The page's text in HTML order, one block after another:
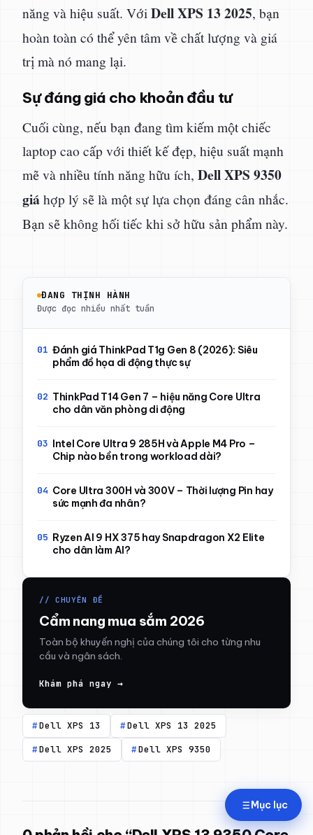
năng và hiệu suất. VớiDell XPS 13 2025, bạn
hoàn toàn có thể yên tâm về chất lượng và giá
trị mà nó mang lại.
Sự đáng giá cho khoản đầu tư
Cuối cùng, nếu bạn đang tìm kiếm một chiếc
laptop cao cấp với thiết kế đẹp, hiệu suất mạnh
mẽ và nhiều tính năng hữu ích, Dell XPS 9350
giáhợp lý sẽ là một sự lựa chọn đáng cân nhắc.
Bạn sẽ không hối tiếc khi sở hữu sản phẩm này.
ĐANG THỊNH HÀNH
Được đọc nhiều nhất tuần
Đánh giá ThinkPad T1g Gen 8 (2026): Siêu
phẩm đồ họa di động thực sự
ThinkPad T14 Gen 7 – hiệu năng Core Ultra
cho dân văn phòng di động
Intel Core Ultra 9 285H và Apple M4 Pro –
Chip nào bền trong workload dài?
Core Ultra 300H và 300V – Thời lượng Pin hay
sức mạnh đa nhân?
Ryzen AI 9 HX 375 hay Snapdragon X2 Elite
cho dân làm AI?
// CHUYÊN ĐỀ
Cẩm nang mua sắm 2026
Toàn bộ khuyến nghị của chúng tôi cho từng nhu
cầu và ngân sách.
Khám phá ngay →
Dell XPS 13
Dell XPS 13 2025
Dell XPS 2025
Dell XPS 9350
Mục lục